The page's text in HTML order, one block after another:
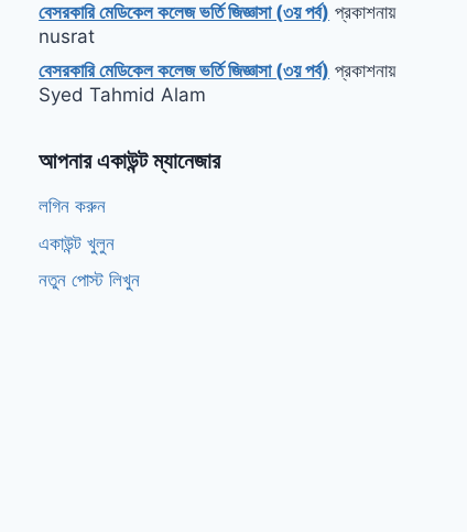
বেসরকারি মেডিকেল কলেজ ভর্তি জিজ্ঞাসা (৩য় পর্ব) প্রকাশনায়
nusrat
বেসরকারি মেডিকেল কলেজ ভর্তি জিজ্ঞাসা (৩য় পর্ব) প্রকাশনায়
Syed Tahmid Alam
আপনার একাউন্ট ম্যানেজার
লগিন করুন
একাউন্ট খুলুন
নতুন পোস্ট লিখুন